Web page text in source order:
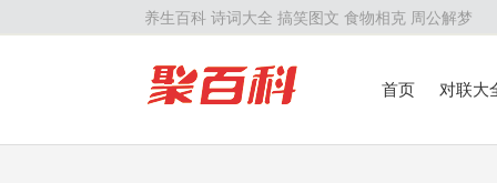
养生百科 诗词大全 搞笑图文 食物相克 周公解梦
首页
对联大